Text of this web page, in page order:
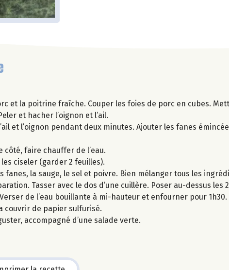
et la poitrine fraîche. Couper les foies de porc en cubes.
et hacher l’oignon et l’ail.
et l’oignon pendant deux minutes. Ajouter les fanes
côté, faire chauffer de l’eau.
ciseler (garder 2 feuilles).
fanes, la sauge, le sel et poivre. Bien mélanger tous les
Tasser avec le dos d’une cuillère. Poser au-dessus les
de l’eau bouillante à mi-hauteur et enfourner pour 1h30.
couvrir de papier sulfurisé.
accompagné d’une salade verte.